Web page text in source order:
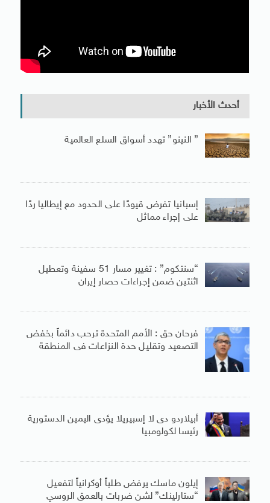
أحدث الأخبار
” النينو” تهدد أسواق السلع العالمية
إسبانيا تفرض قيودًا على الحدود مع إيطاليا ردًا
على إجراء مماثل
“سنتكوم” : تغيير مسار 51 سفينة وتعطيل
اثنتين ضمن إجراءات حصار إيران
فرحان حق : الأمم المتحدة ترحب دائماً بخفض
التصعيد وتقليل حدة النزاعات فى المنطقة
أبيلاردو دى لا إسبيريلا يؤدى اليمين الدستورية
رئيسا لكولومبيا
إيلون ماسك يرفض طلباً أوكرانياً لتفعيل
“ستارلينك” لشن ضربات بالعمق الروسي